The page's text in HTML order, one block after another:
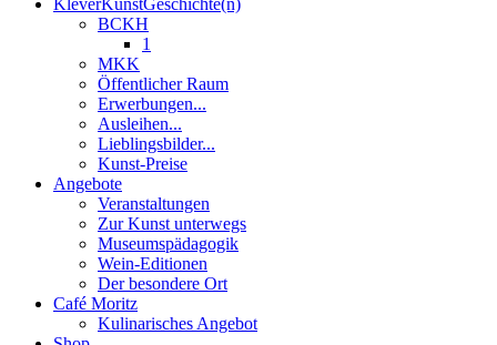
KleverKunstGeschichte(n)
BCKH
1
MKK
Öffentlicher Raum
Erwerbungen...
Ausleihen...
Lieblingsbilder...
Kunst-Preise
Angebote
Veranstaltungen
Zur Kunst unterwegs
Museumspädagogik
Wein-Editionen
Der besondere Ort
Café Moritz
Kulinarisches Angebot